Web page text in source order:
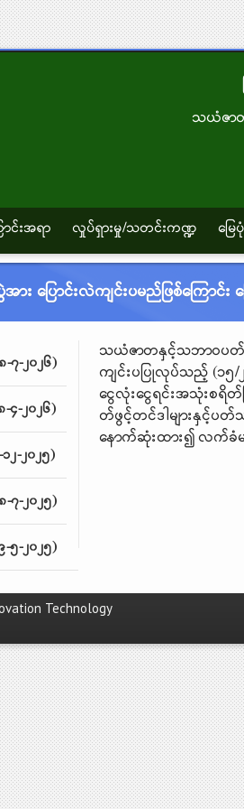
သယံဇာ
င်းအရာ လှုပ်ရှားမှု/သတင်းကဏ္ဍ မြ
း ပြောင်းလဲကျင်းပမည်ဖြစ်ကြောင်း
၇-၂၀၂၆)
၄-၂၀၂၆)
၂-၂၀၂၅)
၇-၂၀၂၅)
၅-၂၀၂၅)
သယံဇာတနှင့်သဘာဝပတ်ဝန်
ကျင်းပပြုလုပ်သည့် (၁၅/
ငွေလုံးငွေရင်းအသုံးစရိ
တ်ဖွင့်တင်ဒါများနှင့်ပတ်
နောက်ဆုံးထား၍ လက်ခံမ
Technology